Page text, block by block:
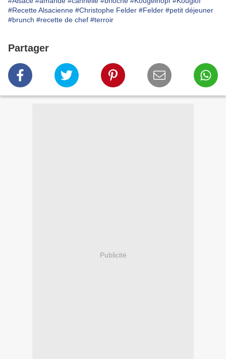
#Recette Alsacienne #Christophe Felder #Felder #petit déjeuner
#brunch #recette de chef #terroir
Partager
Publicité